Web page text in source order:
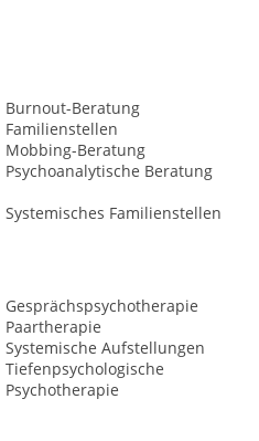
Burnout-Beratung
Familienstellen
Mobbing-Beratung
Psychoanalytische Beratung
Systemisches Familienstellen
Gesprächspsychotherapie
Paartherapie
Systemische Aufstellungen
Tiefenpsychologische
Psychotherapie